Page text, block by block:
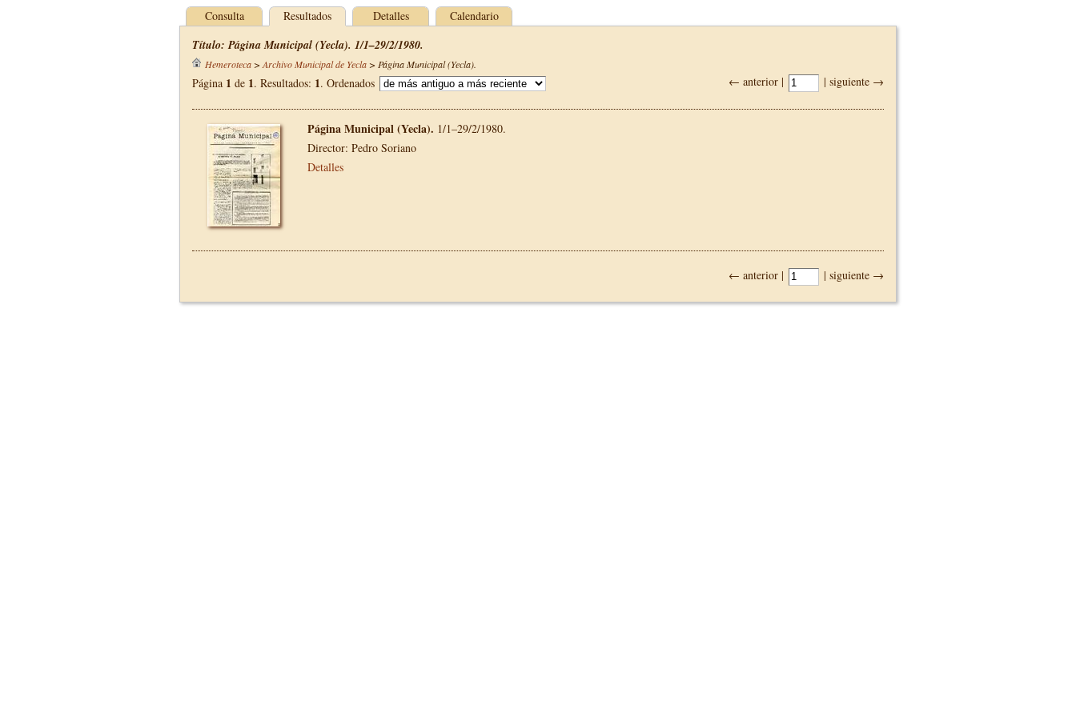
Consulta Resultados Detalles Calendario
Título: Página Municipal (Yecla). 1/1–29/2/1980.
Hemeroteca> Archivo Municipal de Yecla> Página Municipal (Yecla).
← anterior | | siguiente →
Página 1 de 1. Resultados: 1. Ordenados
Página Municipal (Yecla). 1/1–29/2/1980.
Director: Pedro Soriano
Detalles
← anterior | | siguiente →